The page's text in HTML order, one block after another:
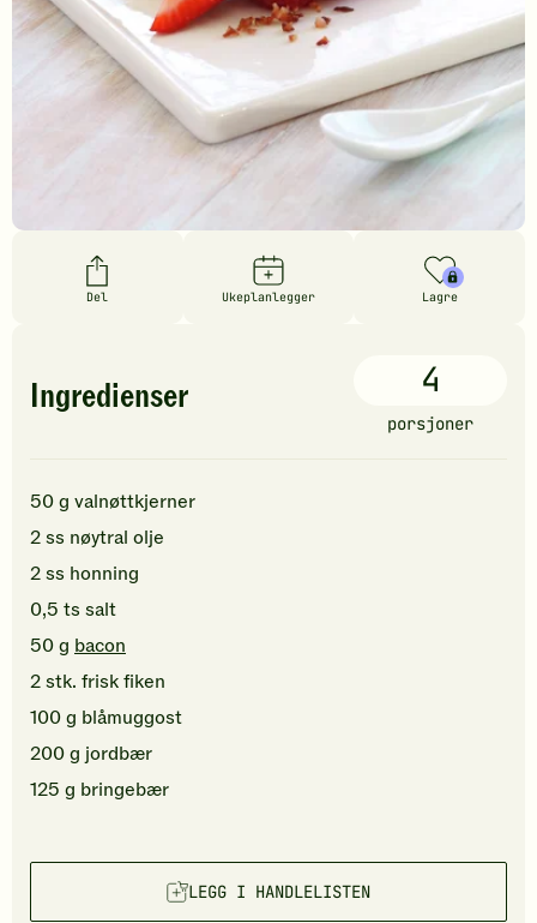
Del Ukeplanlegger Lagre
Ingredienser 4
porsjoner
50g valnøttkjerner
2ss nøytral olje
2ss honning
0,5 ts salt
50g bacon
2stk. frisk fiken
100g blåmuggost
200g jordbær
125 g bringebær
LEGG I HANDLELISTEN